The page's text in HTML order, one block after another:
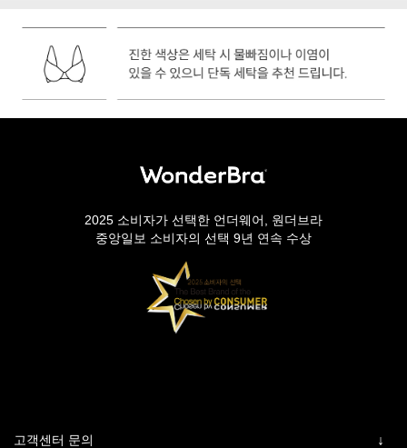
2025 소비자가 선택한 언더웨어, 원더브라
중앙일보 소비자의 선택 9년 연속 수상
고객센터 문의